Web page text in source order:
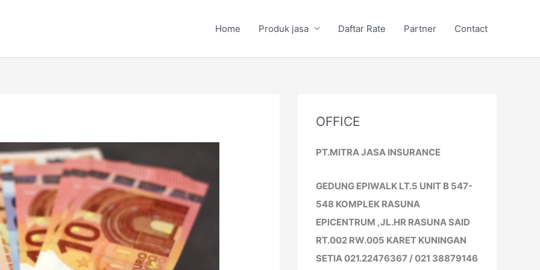
Home Produk jasa Daftar Rate Partner Contact
OFFICE
PT.MITRA JASA INSURANCE
GEDUNG EPIWALK LT.5 UNIT B 547-
548 KOMPLEK RASUNA
EPICENTRUM ,JL.HR RASUNA SAID
RT.002 RW.005 KARET KUNINGAN
SETIA 021.22476367 / 021 38879146